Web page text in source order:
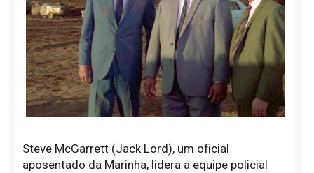
Steve McGarrett (Jack Lord), um oficial
aposentado da Marinha, lidera a equipe policial